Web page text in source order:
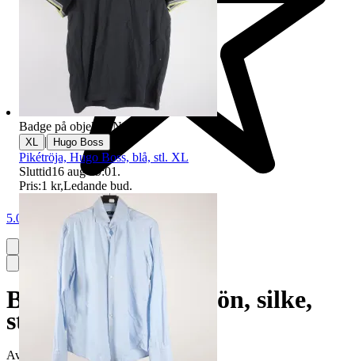
5.0
Blus, Hugo Boss, grön, silke,
stl. 36
Avslutad 17 maj 18:47
Badge på objektet:Ny
XL | Hugo Boss
Pikétröja, Hugo Boss, blå, stl. XL
Sluttid16 aug 19:01 .
Pris:1 kr,Ledande bud.